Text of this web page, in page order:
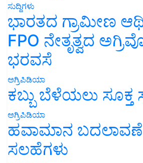
ಸುದ್ದಿಗಳು
ಭಾರತದ ಗ್ರಾಮೀಣ
FPO ನೇತೃತ್ವದ
ಭರವಸೆ
ಅಗ್ರಿಪಿಡಿಯಾ
ಕಬ್ಬು ಬೆಳೆಯಲು ಸೂಕ್ತ
ಅಗ್ರಿಪಿಡಿಯಾ
ಹವಾಮಾನ ಬದಲಾವಣೆಗೆ
ಸಲಹೆಗಳು